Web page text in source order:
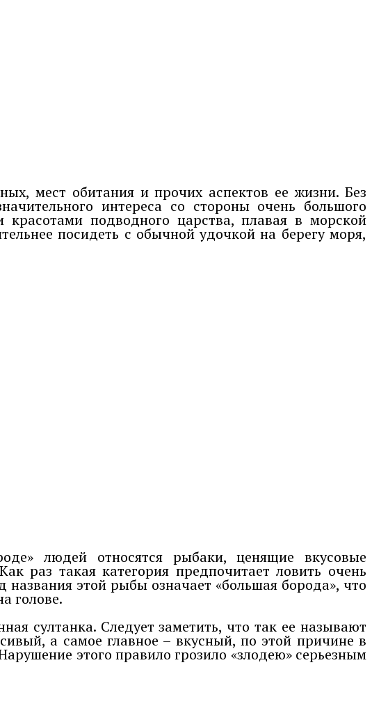
мест обитания и прочих аспектов ее жизни. Без
интереса со стороны очень большого
подводного царства, плавая в морской
посидеть с обычной удочкой на берегу моря,
людей относятся рыбаки, ценящие вкусовые
раз такая категория предпочитает ловить очень
этой рыбы означает «большая борода», что
голове.
султанка. Следует заметить, что так ее называют
а самое главное – вкусный, по этой причине в
этого правило грозило «злодею» серьезным